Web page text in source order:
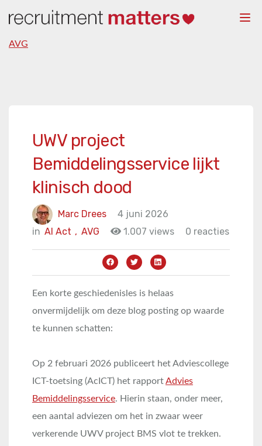
AVG
UWV project
Bemiddelingsservice lijkt
klinisch dood
Marc Drees
4 juni 2026
in
AVG
AI Act , 1.007 views 0 reacties
Een korte geschiedenisles is helaas
onvermijdelijk om deze blog posting op waarde
te kunnen schatten:
Op 2 februari 2026 publiceert het Adviescollege
ICT-toetsing (AcICT) het rapportAdvies
Bemiddelingsservice. Hierin staan, onder meer,
een aantal adviezen om het in zwaar weer
verkerende UWV project BMS vlot te trekken.